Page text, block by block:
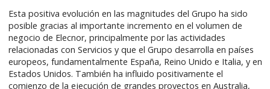
Esta positiva evolución en las magnitudes del Grupo ha sido
posible gracias al importante incremento en el volumen de
negocio de Elecnor, principalmente por las actividades
relacionadas con Servicios y que el Grupo desarrolla en países
europeos, fundamentalmente España, Reino Unido e Italia, y en
Estados Unidos. También ha influido positivamente el
comienzo de la ejecución de grandes proyectos en Australia,